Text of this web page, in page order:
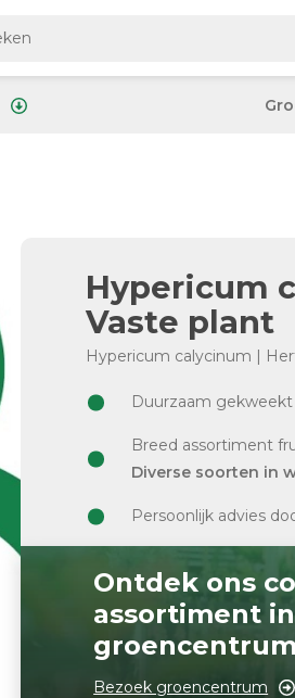
Hypericum
Vaste plant
Hypericum calycinum |
Duurzaam gekweekt
Breed assortiment
Diverse soorten in
Persoonlijk advies
Ontdek ons
assortiment
groencentrum
Bezoek groencentrum